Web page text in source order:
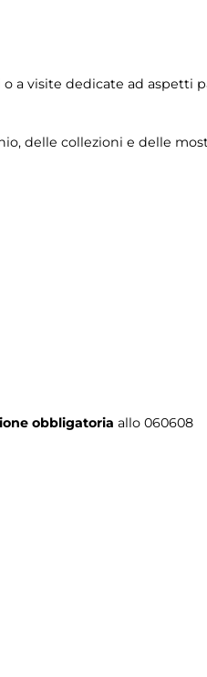
a visite dedicate ad aspetti
delle collezioni e delle
obbligatoria allo 060608